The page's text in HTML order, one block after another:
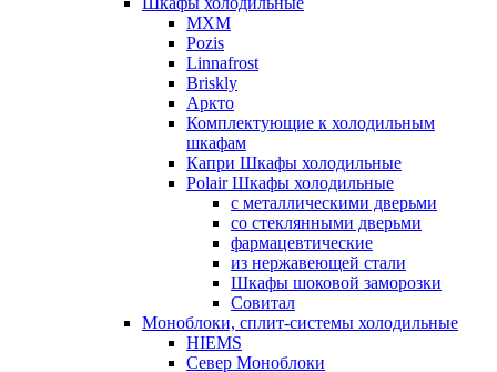
МХМ
Pozis
Linnafrost
Briskly
Аркто
Комплектующие к холодильным
шкафам
Капри Шкафы холодильные
Polair Шкафы холодильные
с металлическими дверьми
со стеклянными дверьми
фармацевтические
из нержавеющей стали
Шкафы шоковой заморозки
Совитал
Моноблоки, сплит-системы холодильные
HIEMS
Север Моноблоки